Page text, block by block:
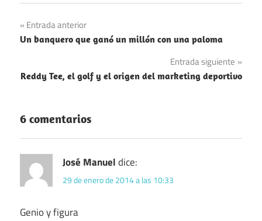
Navegación
de
entradas
Entrada anterior
Un banquero que ganó un millón con una paloma
Entrada siguiente
Reddy Tee, el golf y el origen del marketing deportivo
6 comentarios
José Manueldice:
29 de enero de 2014 a las 10:33
Genio y figura